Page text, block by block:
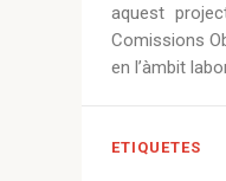
aquest
Comissions
en l’àmbit
ETIQUETES